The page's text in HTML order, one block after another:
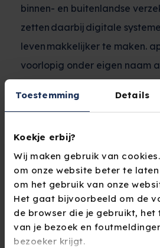
Toestemming Details
Koekje erbij?
Wij maken gebruik van
om onze website beter te
om het gebruik van onze
Het gaat bijvoorbeeld om de
de browser die je gebruikt, het
van je bezoek en
bezoeker krijgt.
binnen- en buitenlandse
zetten daarbij digitale
leven makkelijker te maken.
voorlopig onder eigen naam
Waerdenburgh is een
een breed scala aan
verzekeringsproducten biedt
30 medewerkers. Met meer
in de verzekeringsbranche,
bekend om het leveren van
verzekeringsoplossingen om